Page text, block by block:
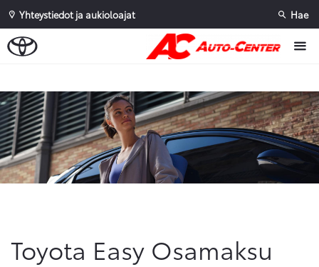
Yhteystiedot ja aukioloajat Hae
Toyota Easy Osamaksu